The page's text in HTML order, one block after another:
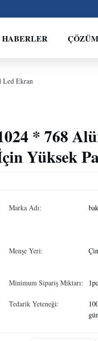
HABERLER ÇÖZÜM
Led Ekran
* 768
Yüksek
Marka Adı:
Menşe Yeri: Çin
Minimum Sipariş Miktarı:
Tedarik Yeteneği: